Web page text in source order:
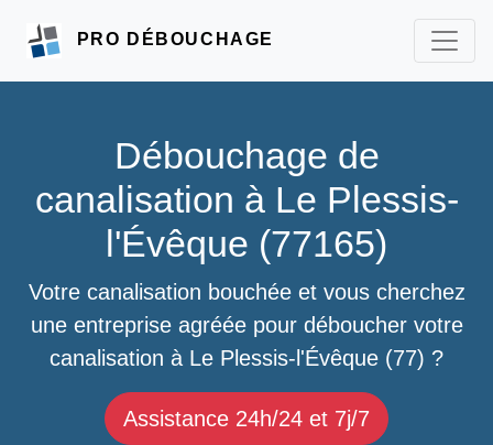
PRO DÉBOUCHAGE
Débouchage de
canalisation à Le Plessis-
l'Évêque (77165)
Votre canalisation bouchée et vous cherchez
une entreprise agréée pour déboucher votre
canalisation à Le Plessis-l'Évêque (77) ?
Assistance 24h/24 et 7j/7